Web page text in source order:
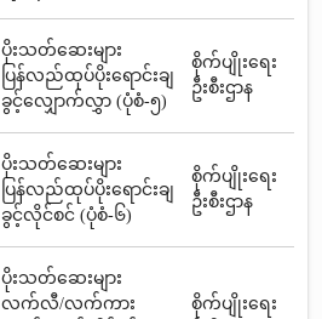
ပိုးသတ်ဆေးများ
ပြန်လည်ထုပ်ပိုးရောင်းချ
ခွင့်လျှောက်လွှာ (ပုံစံ-၅)
စိုက်ပျိုးရေး
ဦးစီးဌာန
ပိုးသတ်ဆေးများ
ပြန်လည်ထုပ်ပိုးရောင်းချ
ခွင့်လိုင်စင် (ပုံစံ-၆)
စိုက်ပျိုးရေး
ဦးစီးဌာန
ပိုးသတ်ဆေးများ
လက်လီ/လက်ကား
စိုက်ပျိုးရေး